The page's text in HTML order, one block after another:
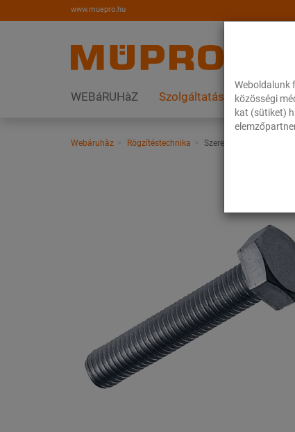
Weboldalunk
közösségi
kat (sütiket)
www.muepro.hu
WEBáRUHàZ Szolgáltatások
Webáruhàz Rögzítéstechnika Szerelési anyagok